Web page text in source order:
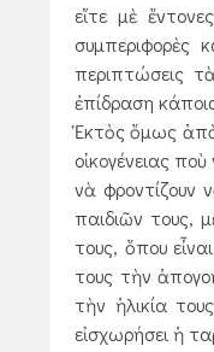
εἴτε μὲ
συμπεριφορὲς
περιπτώσεις
ἐπίδραση
Ἐκτὸς ὅμως ἀπὸ
οἰκογένειας
νὰ φροντίζουν
παιδιῶν τους,
τους, ὅπου
τους τὴν
τὴν ἡλικία
εἰσχωρήσει ἡ